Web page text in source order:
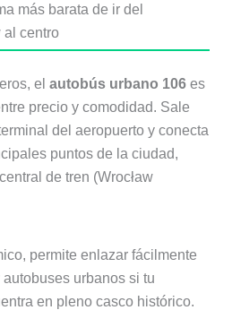
más barata de ir del
al centro
el autobús urbano 106es
precio y comodidad. Sale
del aeropuerto y conecta
puntos de la ciudad,
de tren (Wrocław
permite enlazar fácilmente
urbanos si tu
en pleno casco histórico.